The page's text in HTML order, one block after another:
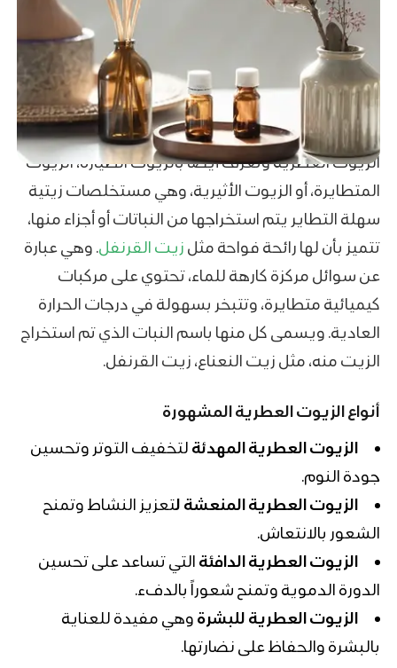
الزيوت العطرية وتعرف أيضًا بالزيوت الطيارة، الزيوت
المتطايرة، أو الزيوت الأثيرية، وهي مستخلصات زيتية
سهلة التطاير يتم استخراجها من النباتات أو أجزاء منها،
تتميز بأن لها رائحة فواحة مثل زيت القرنفل. وهي عبارة
عن سوائل مركزة كارهة للماء، تحتوي على مركبات
كيميائية متطايرة، وتتبخر بسهولة في درجات الحرارة
العادية. ويسمى كل منها باسم النبات الذي تم استخراج
الزيت منه، مثل زيت النعناع، زيت القرنفل.
أنواع الزيوت العطرية المشهورة
الزيوت العطرية المهدئة لتخفيف التوتر وتحسين
جودة النوم.
الزيوت العطرية المنعشة لتعزيز النشاط وتمنح
الشعور بالانتعاش.
الزيوت العطرية الدافئة التي تساعد على تحسين
الدورة الدموية وتمنح شعوراً بالدفء.
الزيوت العطرية للبشرة وهي مفيدة للعناية
بالبشرة والحفاظ على نضارتها.